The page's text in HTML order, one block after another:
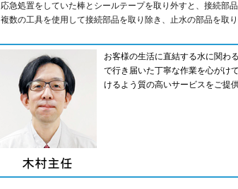
応急処置をしていた棒とシールテープを取り外すと、接続部
複数の工具を使用して接続部品を取り除き、止水の部品を取り
お客様の生活に直結する水に関わ
で行き届いた丁寧な作業を心がけ
けるよう質の高いサービスをご提